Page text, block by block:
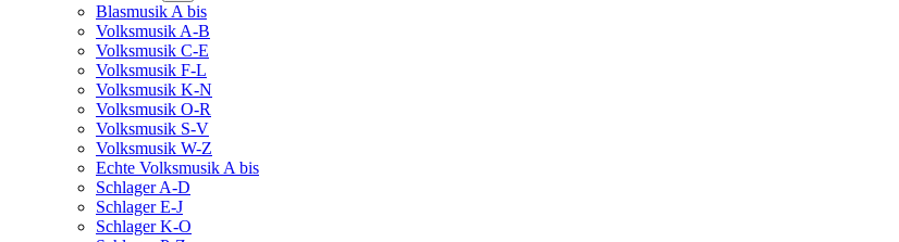
Blasmusik A bis
Volksmusik A-B
Volksmusik C-E
Volksmusik F-L
Volksmusik K-N
Volksmusik O-R
Volksmusik S-V
Volksmusik W-Z
Echte Volksmusik A bis
Schlager A-D
Schlager E-J
Schlager K-O